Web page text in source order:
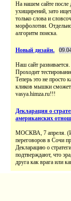
На нашем сайте после
ухищирений, зато
только слова и
морфолотии.
алгоритм поиска.
Новый дизайн.
Наш сайт
Проходит
Теперь это не просто
кликов мышки сможет
vasya.himza.ru!!!
Декларация о
американских
МОСКВА, 7 апреля.
переговоров в Сочи
Декларацию о
подтверждают, что
друга как врага или